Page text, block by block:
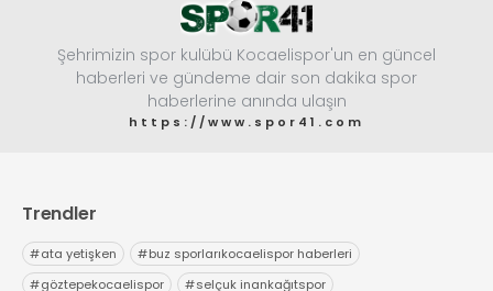
Şehrimizin spor kulübü Kocaelispor'un en güncel
haberleri ve gündeme dair son dakika spor
haberlerine anında ulaşın
https://www.spor41.com
Trendler
#ata yetişken #buz sporlarıkocaelispor haberleri
#göztepekocaelispor #selçuk inankağıtspor